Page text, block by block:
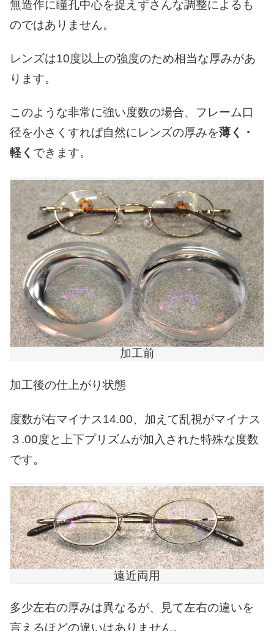
無造作に瞳孔中心を捉えずさんな調整によるも
のではありません。
レンズは10度以上の強度のため相当な厚みがあ
ります。
このような非常に強い度数の場合、フレーム口
径を小さくすれば自然にレンズの厚みを薄く・
軽く できます。
加工前
加工後の仕上がり状態
度数が右マイナス14.00、加えて乱視がマイナス
３.00度と上下プリズムが加入された特殊な度数
です。
遠近両用
多少左右の厚みは異なるが、見て左右の違いを
言えるほどの違いはありません。